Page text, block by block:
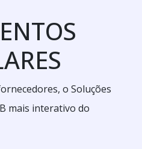
o Soluções
mais interativo do